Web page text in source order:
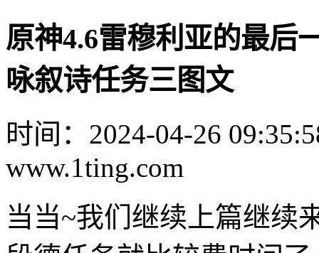
原神4.6雷穆利亚的最后
咏叙诗任务三图文
时间：2024-04-26
www.1ting.com
当当~我们继续上篇继续